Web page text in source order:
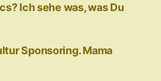
Ich sehe was, was Du
Sponsoring. Mama